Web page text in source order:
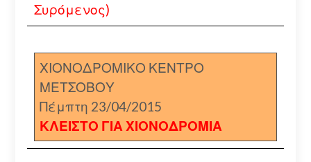
Συρόμενος)
ΧΙΟΝΟΔΡΟΜΙΚΟ ΚΕΝΤΡΟ
ΜΕΤΣΟΒΟΥ
Πέμπτη 23/04/2015
ΚΛΕΙΣΤΟ ΓΙΑ ΧΙΟΝΟΔΡΟΜΙΑ